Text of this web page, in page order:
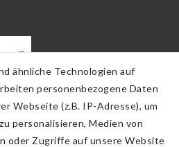
ähnliche Technologien auf
personenbezogene Daten
Webseite (z.B. IP-Adresse), um
personalisieren, Medien von
oder Zugriffe auf unsere Website